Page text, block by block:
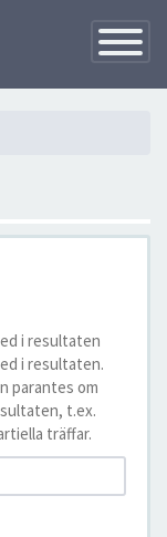
Toggle
i resultaten
i resultaten.
parantes om
t.ex.
träffar.